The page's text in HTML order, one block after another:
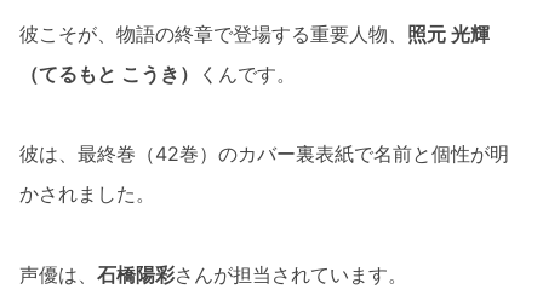
彼こそが、物語の終章で登場する重要人物、 照元 光輝
（てるもと こうき）
くんです。
彼は、最終巻（42巻）のカバー裏表紙で名前と個性が明
かされました。
声優は、 石橋陽彩さんが担当されています。